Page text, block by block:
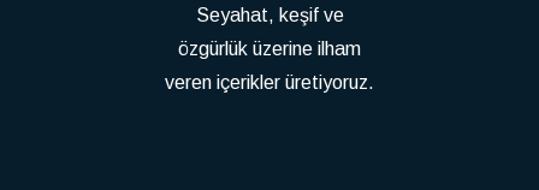
Seyahat, keşif ve
özgürlük üzerine ilham
veren içerikler üretiyoruz.